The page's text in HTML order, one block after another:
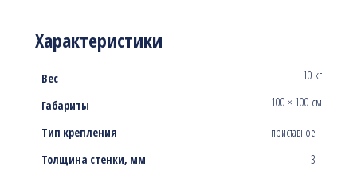
Характеристики
Вес
10 кг
Габариты
100 × 100 см
Тип крепления
приставное
Толщина стенки, мм
3